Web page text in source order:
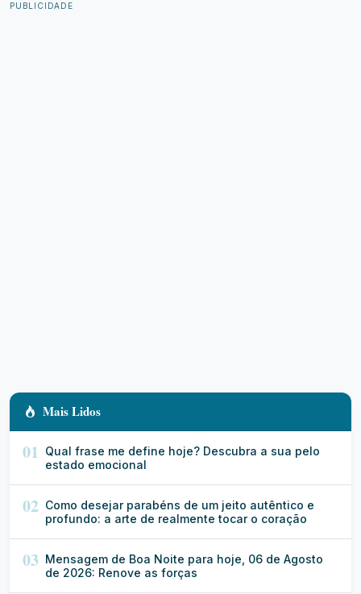
PUBLICIDADE
Mais Lidos
01 Qual frase me define hoje? Descubra a sua pelo
estado emocional
02 Como desejar parabéns de um jeito autêntico e
profundo: a arte de realmente tocar o coração
03 Mensagem de Boa Noite para hoje, 06 de Agosto
de 2026: Renove as forças